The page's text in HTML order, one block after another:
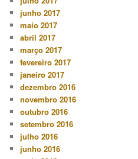
junho 2017
maio 2017
abril 2017
março 2017
fevereiro 2017
janeiro 2017
dezembro 2016
novembro 2016
outubro 2016
setembro 2016
julho 2016
junho 2016